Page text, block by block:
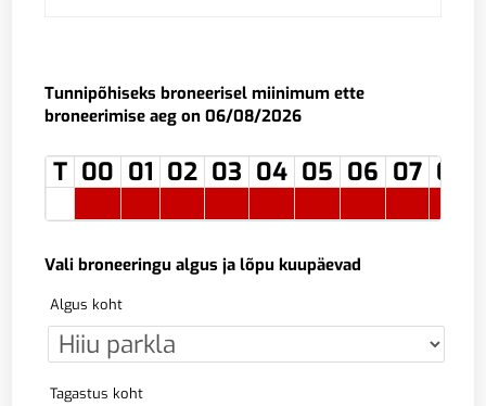
Tunnipõhiseks broneerisel miinimum ette
broneerimise aeg on 06/08/2026
T 00 01 02 03 04 05 06 07 08
Vali broneeringu algus ja lõpu kuupäevad
Algus koht
Tagastus koht